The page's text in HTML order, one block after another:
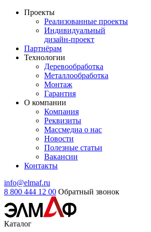
Проекты
Реализованные проекты
Индивидуальный
дизайн-проект
Партнёрам
Технологии
Деревообработка
Металлообработка
Монтаж
Гарантия
О компании
Компания
Реквизиты
Массмедиа о нас
Новости
Полезные статьи
Вакансии
Контакты
info@elmaf.ru
8 800 444 12 00 Обратный звонок
Каталог